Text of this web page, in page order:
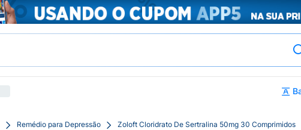
Remédio para Depressão Zoloft Cloridrato De Sertralina 50mg 30 Comprimidos